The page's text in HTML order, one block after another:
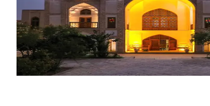
بوتیک هتل سنتی در ساوه - لیلی و